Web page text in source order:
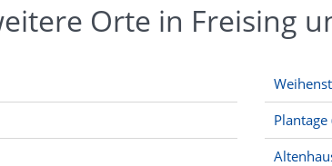
Orte in Freising
Plantage